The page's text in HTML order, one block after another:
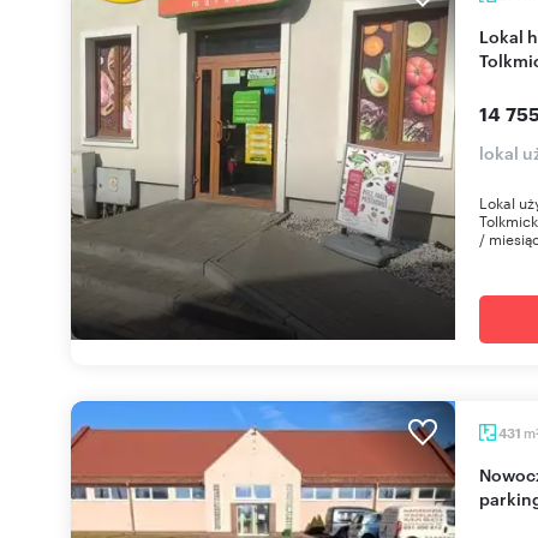
Lokal handlowo-usługowy 274 m² w centrum
14
lokal
Lokal
/
431 m
Nowoczesny lokal usługowo-handlowy 431 m2 z